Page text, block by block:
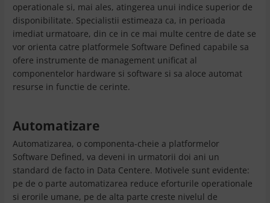
operationale si, mai ales, atingerea unui indice superior de
disponibilitate. Specialistii estimeaza ca, in perioada
imediat urmatoare, din ce in ce mai multe centre de date se
vor orienta catre platformele Software Defined capabile sa
ofere instrumente de management unificat al
componentelor hardware si software si sa aloce automat
resurse in functie de cerinte.
Automatizare
Automatizarea, o componenta-cheie a platformelor
Software Defined, va deveni in urmatorii doi ani un
standard de facto in Data Centere. Motivele sunt evidente:
pe de o parte automatizarea reduce eforturile operationale
si erorile umane, pe de alta parte creste nivelul de